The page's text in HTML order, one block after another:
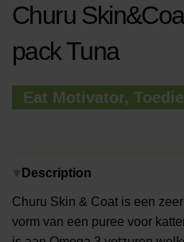
Churu
pack Tuna
Eat Motivator,
Description
Churu Skin & Coat is een
vorm van een puree voor